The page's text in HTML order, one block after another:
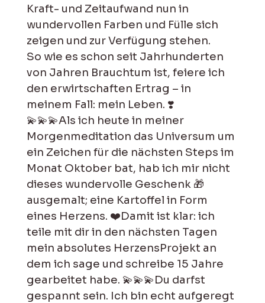
Kraft- und Zeitaufwand nun in
wundervollen Farben und Fülle sich
zeigen und zur Verfügung stehen.
So wie es schon seit Jahrhunderten
von Jahren Brauchtum ist, feiere ich
den erwirtschaften Ertrag – in
meinem Fall: mein Leben. ❣️
💫💫💫Als ich heute in meiner
Morgenmeditation das Universum um
ein Zeichen für die nächsten Steps im
Monat Oktober bat, hab ich mir nicht
dieses wundervolle Geschenk 🎁
ausgemalt; eine Kartoffel in Form
eines Herzens. ❤️Damit ist klar: ich
teile mit dir in den nächsten Tagen
mein absolutes HerzensProjekt an
dem ich sage und schreibe 15 Jahre
gearbeitet habe. 💫💫💫Du darfst
gespannt sein. Ich bin echt aufgeregt